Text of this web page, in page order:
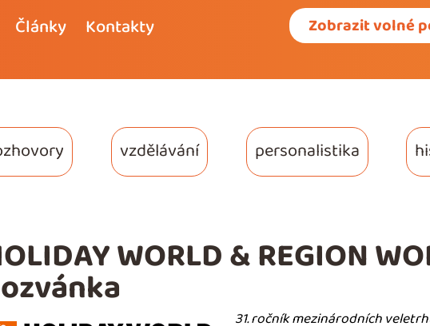
Články Kontakty Zobrazit volné
vzdělávání personalistika
31. ročník mezinárodních
WORLD & REGION